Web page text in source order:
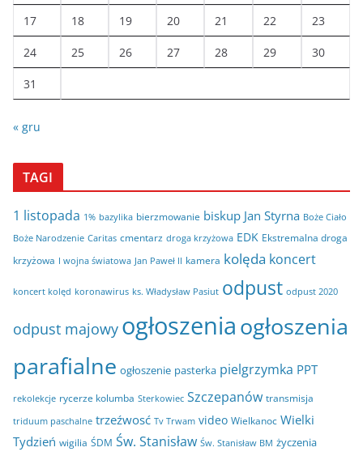
17 18 19 20 21 22 23
24 25 26 27 28 29 30
31
« gru
TAGI
1 listopada 1% bazylika bierzmowanie biskup Jan Styrna Boże Ciało
Boże Narodzenie Caritas cmentarz droga krzyżowa EDK Ekstremalna droga
krzyżowa I wojna światowa Jan Paweł II kamera kolęda koncert
koncert kolęd koronawirus ks. Władysław Pasiut odpust odpust 2020
odpust majowy ogłoszeniaogłoszenia
parafialne ogłoszenie pasterka pielgrzymka PPT
rekolekcje rycerze kolumba Sterkowiec Szczepanów transmisja
triduum paschalne trzeźwosć Tv Trwam video Wielkanoc Wielki
Tydzień wigilia ŚDM Św. Stanisław Św. Stanisław BM życzenia